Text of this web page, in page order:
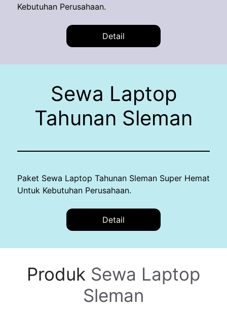
Kebutuhan Perusahaan.
Detail
Sewa Laptop
Tahunan Sleman
Paket Sewa Laptop Tahunan Sleman Super Hemat
Untuk Kebutuhan Perusahaan.
Detail
Produk Sewa Laptop
Sleman